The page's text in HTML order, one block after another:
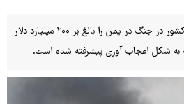
نشریه «اکونومیست» هزینه این کشور در جنگ در یمن را بالغ بر ۲۰۰ میلیارد دلار
به شکل اعجاب آوری پیشرفته شده است.